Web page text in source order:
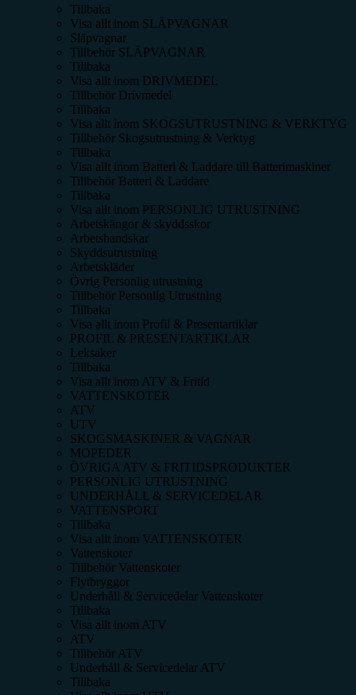
Tillbaka
Visa allt inom SLÄPVAGNAR
Släpvagnar
Tillbehör SLÄPVAGNAR
Tillbaka
Visa allt inom DRIVMEDEL
Tillbehör Drivmedel
Tillbaka
Visa allt inom SKOGSUTRUSTNING & VERKTYG
Tillbehör Skogsutrustning & Verktyg
Tillbaka
Visa allt inom Batteri & Laddare till Batterimaskiner
Tillbehör Batteri & Laddare
Tillbaka
Visa allt inom PERSONLIG UTRUSTNING
Arbetskängor & skyddsskor
Arbetshandskar
Skyddsutrustning
Arbetskläder
Övrig Personlig utrustning
Tillbehör Personlig Utrustning
Tillbaka
Visa allt inom Profil & Presentartiklar
PROFIL & PRESENTARTIKLAR
Leksaker
Tillbaka
Visa allt inom ATV & Fritid
VATTENSKOTER
ATV
UTV
SKOGSMASKINER & VAGNAR
MOPEDER
ÖVRIGA ATV & FRITIDSPRODUKTER
PERSONLIG UTRUSTNING
UNDERHÅLL & SERVICEDELAR
VATTENSPORT
Tillbaka
Visa allt inom VATTENSKOTER
Vattenskoter
Tillbehör Vattenskoter
Flytbryggor
Underhåll & Servicedelar Vattenskoter
Tillbaka
Visa allt inom ATV
ATV
Tillbehör ATV
Underhåll & Servicedelar ATV
Tillbaka